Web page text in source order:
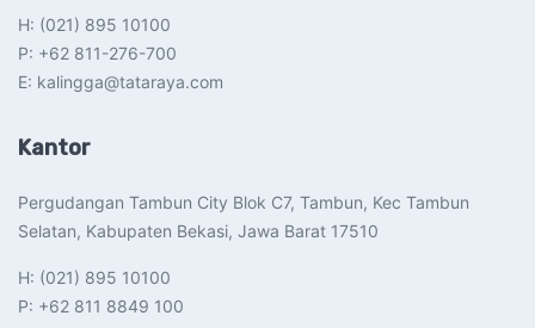
H: (021) 895 10100
P: +62 811-276-700
E: kalingga@tataraya.com
Kantor
Pergudangan Tambun City Blok C7, Tambun, Kec Tambun
Selatan, Kabupaten Bekasi, Jawa Barat 17510​
H: (021) 895 10100
P: +62 811 8849 100